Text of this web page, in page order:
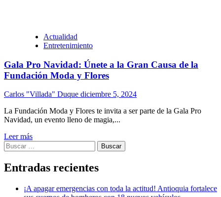
Actualidad
Entretenimiento
Gala Pro Navidad: Únete a la Gran Causa de la
Fundación Moda y Flores
Carlos "Villada" Duque diciembre 5, 2024
La Fundación Moda y Flores te invita a ser parte de la Gala Pro
Navidad, un evento lleno de magia,...
Leer más
Buscar:
Entradas recientes
¡A apagar emergencias con toda la actitud! Antioquia fortalece